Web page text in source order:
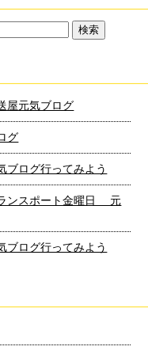
屋元気ブログ
グ
ブログ行ってみよう
ンスポート金曜日 元
ブログ行ってみよう